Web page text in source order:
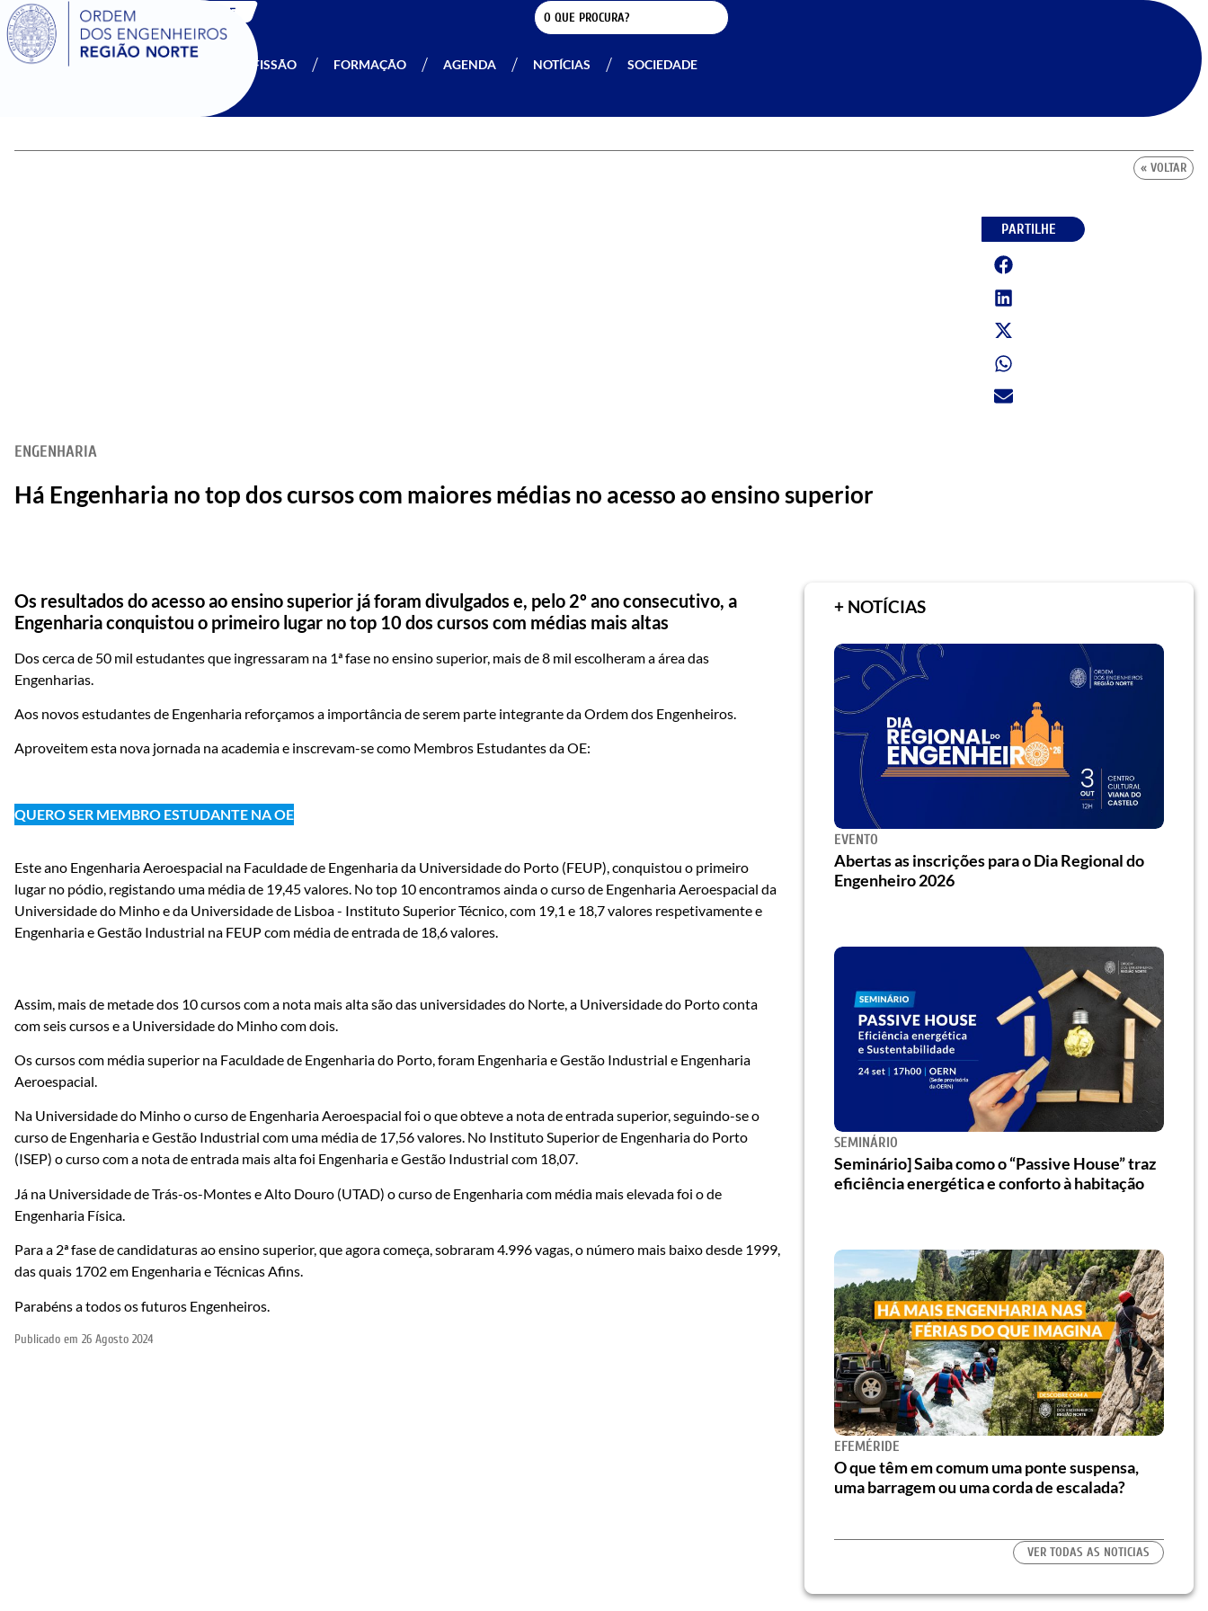
SIGOE
A OERN PROFISSÃO FORMAÇÃO AGENDA NOTÍCIAS SOCIEDADE
« VOLTAR
PARTILHE
ENGENHARIA
Há Engenharia no top dos cursos com maiores médias no acesso ao ensino superior
Os resultados do acesso ao ensino superior já foram divulgados e, pelo 2º ano consecutivo, a
Engenharia conquistou o primeiro lugar no top 10 dos cursos com médias mais altas
Dos cerca de 50 mil estudantes que ingressaram na 1ª fase no ensino superior, mais de 8 mil escolheram a área das
Engenharias.
Aos novos estudantes de Engenharia reforçamos a importância de serem parte integrante da Ordem dos Engenheiros.
Aproveitem esta nova jornada na academia e inscrevam-se como Membros Estudantes da OE:
QUERO SER MEMBRO ESTUDANTE NA OE
Este ano Engenharia Aeroespacial na Faculdade de Engenharia da Universidade do Porto (FEUP), conquistou o primeiro
lugar no pódio, registando uma média de 19,45 valores. No top 10 encontramos ainda o curso de Engenharia Aeroespacial da
Universidade do Minho e da Universidade de Lisboa - Instituto Superior Técnico, com 19,1 e 18,7 valores respetivamente e
Engenharia e Gestão Industrial na FEUP com média de entrada de 18,6 valores.
Assim, mais de metade dos 10 cursos com a nota mais alta são das universidades do Norte, a Universidade do Porto conta
com seis cursos e a Universidade do Minho com dois.
Os cursos com média superior na Faculdade de Engenharia do Porto, foram Engenharia e Gestão Industrial e Engenharia
Aeroespacial.
Na Universidade do Minho o curso de Engenharia Aeroespacial foi o que obteve a nota de entrada superior, seguindo-se o
curso de Engenharia e Gestão Industrial com uma média de 17,56 valores. No Instituto Superior de Engenharia do Porto
(ISEP) o curso com a nota de entrada mais alta foi Engenharia e Gestão Industrial com 18,07.
Já na Universidade de Trás-os-Montes e Alto Douro (UTAD) o curso de Engenharia com média mais elevada foi o de
Engenharia Física.
Para a 2ª fase de candidaturas ao ensino superior, que agora começa, sobraram 4.996 vagas, o número mais baixo desde 1999,
das quais 1702 em Engenharia e Técnicas Afins.
Parabéns a todos os futuros Engenheiros.
Publicado em 26 Agosto 2024
+ NOTÍCIAS
EVENTO
Abertas as inscrições para o Dia Regional do
Engenheiro 2026
SEMINÁRIO
Seminário] Saiba como o “Passive House” traz
eficiência energética e conforto à habitação
EFEMÉRIDE
O que têm em comum uma ponte suspensa,
uma barragem ou uma corda de escalada?
VER TODAS AS NOTICIAS